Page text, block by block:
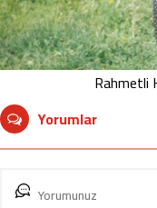
Rahmetli
Yorumlar